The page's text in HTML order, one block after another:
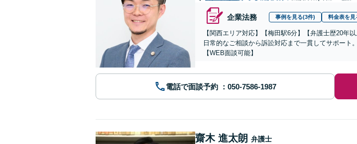
企業法務 事例を見る(3件) 料金表を見
【関西エリア対応】【梅田駅6分】【弁護士歴20年
日常的なご相談から訴訟対応まで一貫してサポート
【WEB面談可能】
電話で面談予約
齋木 進太朗 弁護士